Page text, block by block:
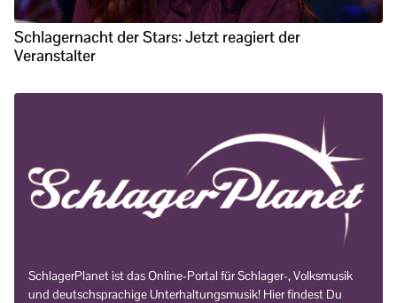
Schlagernacht der Stars: Jetzt reagiert der
Veranstalter
SchlagerPlanet ist das Online-Portal für Schlager-, Volksmusik
und deutschsprachige Unterhaltungsmusik! Hier findest Du